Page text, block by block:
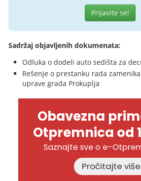
Prijavite se!
Sadržaj objavljenih dokumenata:
Odluka o dodeli auto sedišta za
Rešenje o prestanku rada
uprave grada Prokuplja
Obavezna
Otpremnica od
Saznajte sve o e-